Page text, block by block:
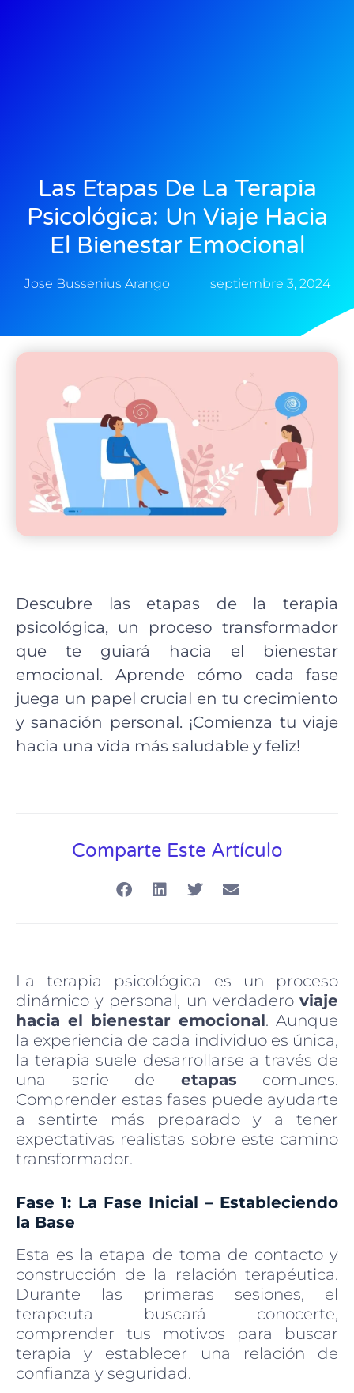
Las Etapas De La Terapia
Psicológica: Un Viaje Hacia
El Bienestar Emocional
Jose Bussenius Arango septiembre 3, 2024
Descubre las etapas de la terapia
psicológica, un proceso transformador
que te guiará hacia el bienestar
emocional. Aprende cómo cada fase
juega un papel crucial en tu crecimiento
y sanación personal. ¡Comienza tu viaje
hacia una vida más saludable y feliz!
Comparte Este Artículo
La terapia psicológica es un proceso
dinámico y personal, un verdadero viaje
hacia el bienestar emocional. Aunque
la experiencia de cada individuo es única,
la terapia suele desarrollarse a través de
una serie de etapas comunes.
Comprender estas fases puede ayudarte
a sentirte más preparado y a tener
expectativas realistas sobre este camino
transformador.
Fase 1: La Fase Inicial – Estableciendo
la Base
Esta es la etapa de toma de contacto y
construcción de la relación terapéutica.
Durante las primeras sesiones, el
terapeuta buscará conocerte,
comprender tus motivos para buscar
terapia y establecer una relación de
confianza y seguridad.